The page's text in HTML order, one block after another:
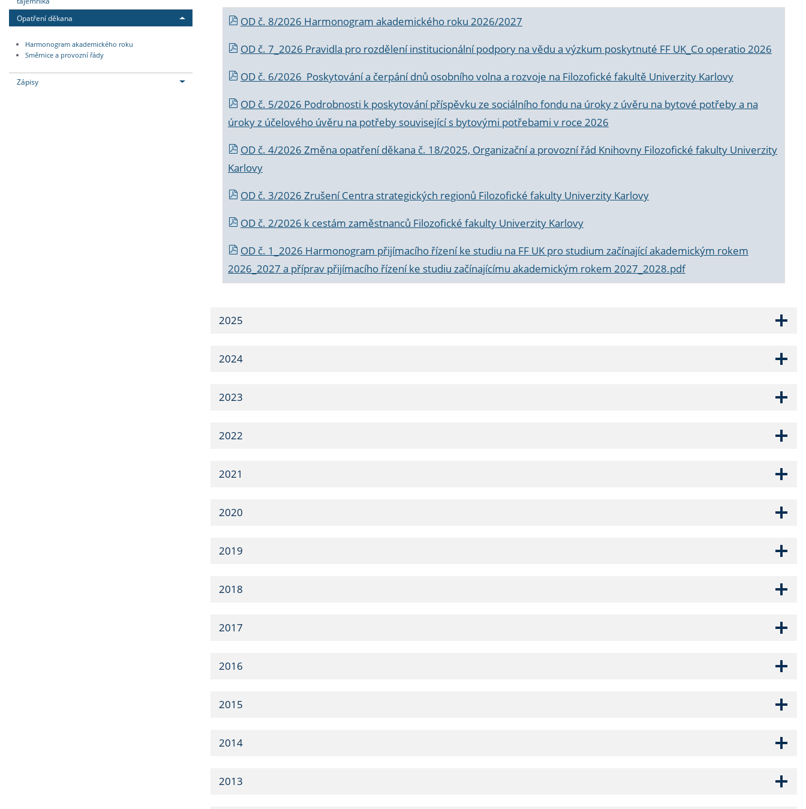
Opatření děkana
Harmonogram akademického roku
Směrnice a provozní řády
Zápisy
OD č. 8/2026 Harmonogram akademického roku 2026/2027
OD č. 7_2026 Pravidla pro rozdělení institucionální podpory na vědu a výzkum poskytnuté FF UK_Co operatio 2026
OD č. 6/2026 Poskytování a čerpání dnů osobního volna a rozvoje na Filozofické fakultě Univerzity Karlovy
OD č. 5/2026 Podrobnosti k poskytování příspěvku ze sociálního fondu na úroky z úvěru na bytové potřeby a na
úroky z účelového úvěru na potřeby související s bytovými potřebami v roce 2026
OD č. 4/2026 Změna opatření děkana č. 18/2025, Organizační a provozní řád Knihovny Filozofické fakulty Univerzity
Karlovy
OD č. 3/2026 Zrušení Centra strategických regionů Filozofické fakulty Univerzity Karlovy
OD č. 2/2026 k cestám zaměstnanců Filozofické fakulty Univerzity Karlovy
OD č. 1_2026 Harmonogram přijímacího řízení ke studiu na FF UK pro studium začínající akademickým rokem
2026_2027 a příprav přijímacího řízení ke studiu začínajícímu akademickým rokem 2027_2028.pdf
2025
2024
2023
2022
2021
2020
2019
2018
2017
2016
2015
2014
2013